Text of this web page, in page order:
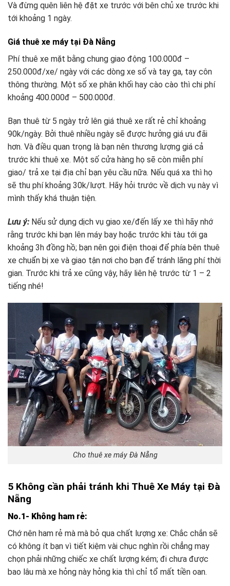
Và đừng quên liên hệ đặt xe trước với bên chủ xe trước khi
tới khoảng 1 ngày.
Giá thuê xe máy tại Đà Nẵng
Phí thuê xe mặt bằng chung giao động 100.000đ –
250.000đ/xe/ ngày với các dòng xe số và tay ga, tay côn
thông thường. Một số xe phân khối hay cào cào thì chi phí
khoảng 400.000đ – 500.000đ.
Bạn thuê từ 5 ngày trở lên giá thuê xe rất rẻ chỉ khoảng
90k/ngày. Bởi thuê nhiều ngày sẽ được hưởng giá ưu đãi
hơn. Và điều quan trọng là bạn nên thương lượng giá cả
trước khi thuê xe. Một số cửa hàng họ sẽ còn miễn phí
giao/ trả xe tại địa chỉ bạn yêu cầu nữa. Nếu quá xa thì họ
sẽ thu phí khoảng 30k/lượt. Hãy hỏi trước về dịch vụ này vì
mình thấy khá thuận tiện.
Lưu ý: Nếu sử dụng dịch vụ giao xe/đến lấy xe thì hãy nhớ
rằng trước khi bạn lên máy bay hoặc trước khi tàu tới ga
khoảng 3h đồng hồ; bạn nên gọi điện thoại để phía bên thuê
xe chuẩn bị xe và giao tận nơi cho bạn để tránh lãng phí thời
gian. Trước khi trả xe cũng vậy, hãy liên hệ trước từ 1 – 2
tiếng nhé!
Cho thuê xe máy Đà Nẵng
5 Không cần phải tránh khi Thuê Xe Máy tại Đà
Nẵng
No.1- Không ham rẻ:
Chớ nên ham rẻ mà mà bỏ qua chất lượng xe: Chắc chắn sẽ
có không ít bạn vì tiết kiệm vài chục nghìn rồi chẳng may
chọn phải những chiếc xe chất lượng kém; đi chưa được
bao lâu mà xe hỏng này hỏng kia thì chỉ tổ mất tiền oan.